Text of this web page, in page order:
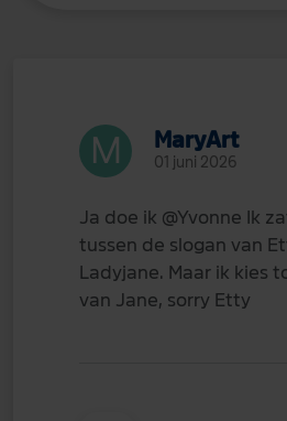
MaryArt
01 juni 2026
Ja doe ik @Yvonne Ik
tussen de slogan van
Ladyjane. Maar ik kies
van Jane, sorry Etty